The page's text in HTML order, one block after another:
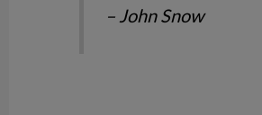
– John Snow